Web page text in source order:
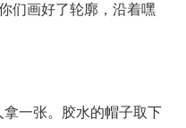
画好了轮廓，沿着嘿
一张。胶水的帽子取下